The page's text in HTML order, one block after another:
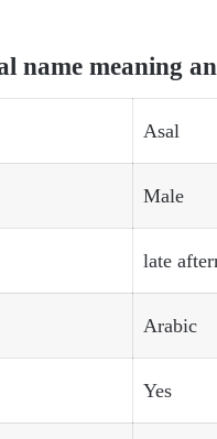
name meaning
Asal
Male
late
Arabic
Yes